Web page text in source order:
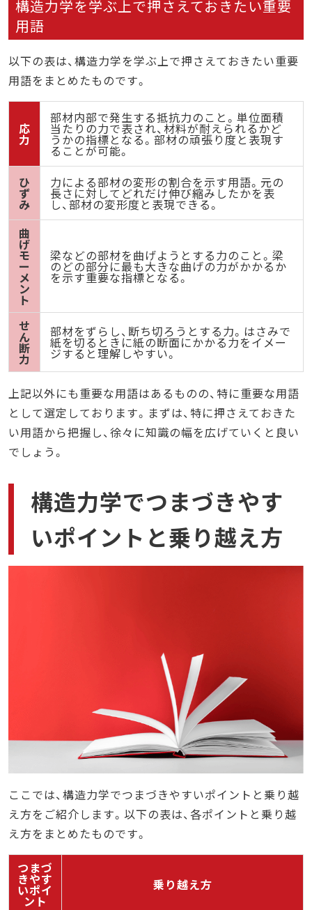
構造力学を学ぶ上で押さえておきたい重要
用語
以下の表は、構造力学を学ぶ上で押さえておきたい重要
用語をまとめたものです。
応
力
部材内部で発生する抵抗力のこと。単位面積
当たりの力で表され、材料が耐えられるかど
うかの指標となる。部材の頑張り度と表現す
ることが可能。
ひ
ず
み
力による部材の変形の割合を示す用語。元の
長さに対してどれだけ伸び縮みしたかを表
し、部材の変形度と表現できる。
曲
げ
モ
ー
メ
ン
ト
梁などの部材を曲げようとする力のこと。梁
のどの部分に最も大きな曲げの力がかかるか
を示す重要な指標となる。
せ
ん
断
力
部材をずらし、断ち切ろうとする力。はさみで
紙を切るときに紙の断面にかかる力をイメー
ジすると理解しやすい。
上記以外にも重要な用語はあるものの、特に重要な用語
として選定しております。まずは、特に押さえておきた
い用語から把握し、徐々に知識の幅を広げていくと良い
でしょう。
構造力学でつまづきやす
いポイントと乗り越え方
ここでは、構造力学でつまづきやすいポイントと乗り越
え方をご紹介します。以下の表は、各ポイントと乗り越
え方をまとめたものです。
つまづ
きやす
いポイ
ント
乗り越え方